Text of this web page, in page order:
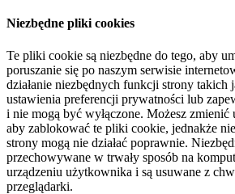
Niezbędne pliki cookies
Te pliki cookie są niezbędne do tego, aby
poruszanie się po naszym serwisie
działanie niezbędnych funkcji strony takich
ustawienia preferencji prywatności lub
i nie mogą być wyłączone. Możesz zmienić
aby zablokować te pliki cookie, jednakże
strony mogą nie działać poprawnie.
przechowywane w trwały sposób na
urządzeniu użytkownika i są usuwane z
przeglądarki.